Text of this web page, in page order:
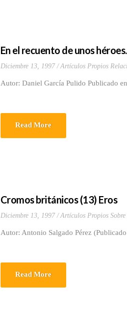
En el recuento de unos
Diciembre 13, 1997 Artículos Propios
Autor: Daniel García Pulido Publicado
Read More
Cromos británicos (13) Eros
Diciembre 13, 1997 Artículos Propios Sobre
Autor: Antonio Salgado Pérez
Read More